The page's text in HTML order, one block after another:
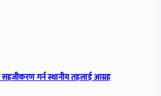
सहजीकरण गर्न स्थानीय तहलाई आग्रह